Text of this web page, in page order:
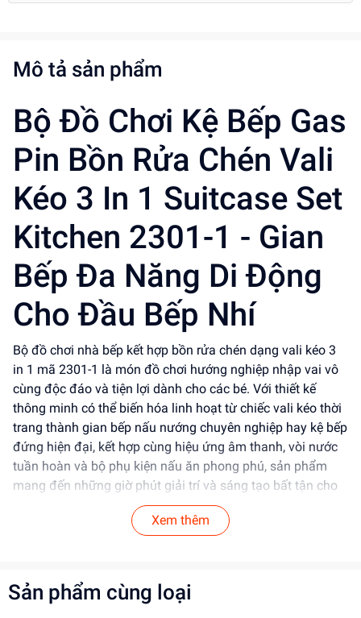
Mô tả sản phẩm
Bộ Đồ Chơi Kệ Bếp Gas
Pin Bồn Rửa Chén Vali
Kéo 3 In 1 Suitcase Set
Kitchen 2301-1 - Gian
Bếp Đa Năng Di Động
Cho Đầu Bếp Nhí
Bộ đồ chơi nhà bếp kết hợp bồn rửa chén dạng vali kéo 3
in 1 mã 2301-1 là món đồ chơi hướng nghiệp nhập vai vô
cùng độc đáo và tiện lợi dành cho các bé. Với thiết kế
thông minh có thể biến hóa linh hoạt từ chiếc vali kéo thời
trang thành gian bếp nấu nướng chuyên nghiệp hay kệ bếp
đứng hiện đại, kết hợp cùng hiệu ứng âm thanh, vòi nước
tuần hoàn và bộ phụ kiện nấu ăn phong phú, sản phẩm
mang đến những giờ phút giải trí và sáng tạo bất tận cho
bé. Dochoitinphat.com cam kết mang đến sản phẩm an
toàn, chất lượng cao cấp cùng mức giá sỉ tốt nhất thị
Tính Năng Nổi Bật
Thiết kế 3 in 1 thông minh & Đa năng:
Xem thêm
Sản phẩm cùng loại